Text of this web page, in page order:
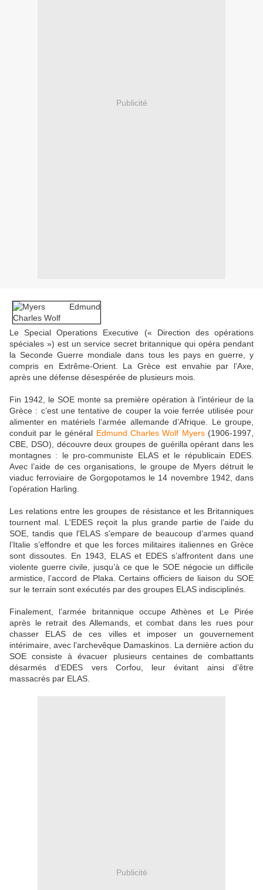
Publicité
Le Special Operations Executive (« Direction des opérations
spéciales ») est un service secret britannique qui opéra pendant
la Seconde Guerre mondiale dans tous les pays en guerre, y
compris en Extrême-Orient. La Grèce est envahie par l’Axe,
après une défense désespérée de plusieurs mois.
Fin 1942, le SOE monte sa première opération à l’intérieur de la
Grèce : c’est une tentative de couper la voie ferrée utilisée pour
alimenter en matériels l’armée allemande d’Afrique. Le groupe,
conduit par le général Edmund Charles Wolf Myers(1906-1997,
CBE, DSO), découvre deux groupes de guérilla opérant dans les
montagnes : le pro-communiste ELAS et le républicain EDES.
Avec l’aide de ces organisations, le groupe de Myers détruit le
viaduc ferroviaire de Gorgopotamos le 14 novembre 1942, dans
l’opération Harling.
Les relations entre les groupes de résistance et les Britanniques
tournent mal. L'EDES reçoit la plus grande partie de l’aide du
SOE, tandis que l'ELAS s'empare de beaucoup d’armes quand
l’Italie s’effondre et que les forces militaires italiennes en Grèce
sont dissoutes. En 1943, ELAS et EDES s’affrontent dans une
violente guerre civile, jusqu’à ce que le SOE négocie un difficile
armistice, l’accord de Plaka. Certains officiers de liaison du SOE
sur le terrain sont exécutés par des groupes ELAS indisciplinés.
Finalement, l’armée britannique occupe Athènes et Le Pirée
après le retrait des Allemands, et combat dans les rues pour
chasser ELAS de ces villes et imposer un gouvernement
intérimaire, avec l’archevêque Damaskinos. La dernière action du
SOE consiste à évacuer plusieurs centaines de combattants
désarmés d’EDES vers Corfou, leur évitant ainsi d’être
massacrés par ELAS.
Publicité